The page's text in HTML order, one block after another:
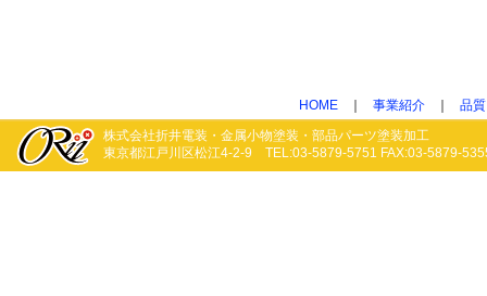
HOME 事業紹介
品
株式会社折井電装・金属小物塗装・部品パーツ塗装加工
東京都江戸川区松江4-2-9 TEL:03-5879-5751 FAX:03-5879-